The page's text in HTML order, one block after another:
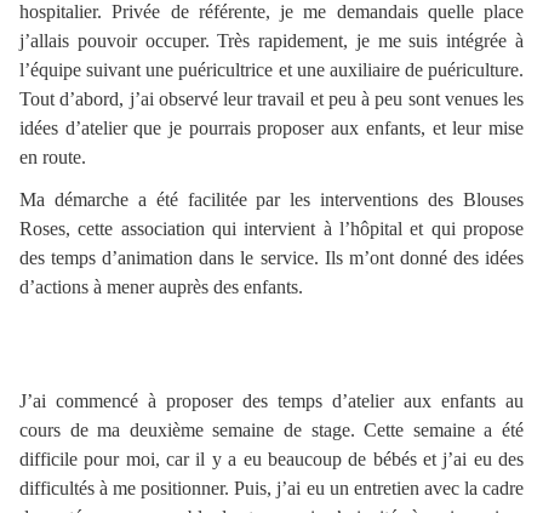
hospitalier. Privée de référente, je me demandais quelle place
j’allais pouvoir occuper. Très rapidement, je me suis intégrée à
l’équipe suivant une puéricultrice et une auxiliaire de puériculture.
Tout d’abord, j’ai observé leur travail et peu à peu sont venues les
idées d’atelier que je pourrais proposer aux enfants, et leur mise
en route.
Ma démarche a été facilitée par les interventions des Blouses
Roses, cette association qui intervient à l’hôpital et qui propose
des temps d’animation dans le service. Ils m’ont donné des idées
d’actions à mener auprès des enfants.
J’ai commencé à proposer des temps d’atelier aux enfants au
cours de ma deuxième semaine de stage. Cette semaine a été
difficile pour moi, car il y a eu beaucoup de bébés et j’ai eu des
difficultés à me positionner. Puis, j’ai eu un entretien avec la cadre